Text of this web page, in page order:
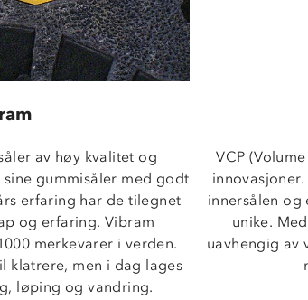
av høy kvalitet og
gummisåler med godt
erfaring har de tilegnet
og erfaring. Vibram
merkevarer i verden.
klatrere, men i dag lages
løping og vandring.
VCP
innersålen og
unike.
uavhengig av